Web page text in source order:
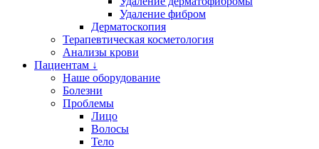
Удаление фибром
Дерматоскопия
Терапевтическая косметология
Анализы крови
Пациентам ↓
Наше оборудование
Болезни
Проблемы
Лицо
Волосы
Тело